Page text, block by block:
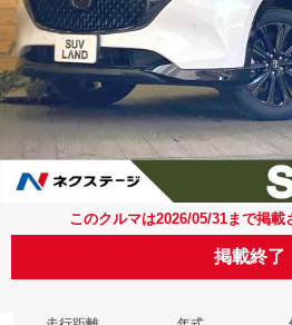
このクルマは2026/05/31まで掲載
掲載終了